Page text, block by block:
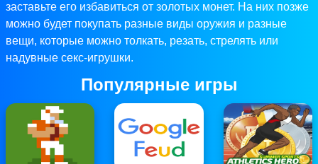
заставьте его избавиться от золотых монет. На них позже
можно будет покупать разные виды оружия и разные
вещи, которые можно толкать, резать, стрелять или
надувные секс-игрушки.
Популярные игры